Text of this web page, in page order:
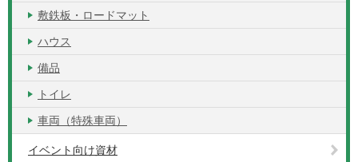
敷鉄板・ロードマット
ハウス
備品
トイレ
車両（特殊車両）
イベント向け資材